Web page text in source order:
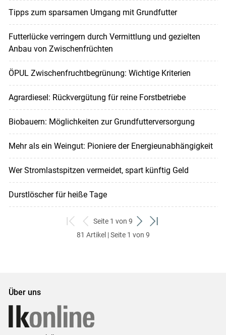
Tipps zum sparsamen Umgang mit Grundfutter
Futterlücke verringern durch Vermittlung und gezielten
Anbau von Zwischenfrüchten
ÖPUL Zwischenfruchtbegrünung: Wichtige Kriterien
Agrardiesel: Rückvergütung für reine Forstbetriebe
Biobauern: Möglichkeiten zur Grundfutterversorgung
Mehr als ein Weingut: Pioniere der Energieunabhängigkeit
Wer Stromlastspitzen vermeidet, spart künftig Geld
Durstlöscher für heiße Tage
zum
ersten
zurück
zum
Seite 1 von 9
weiter
zum
zum
81 Artikel | Seite 1 von 9
Über uns